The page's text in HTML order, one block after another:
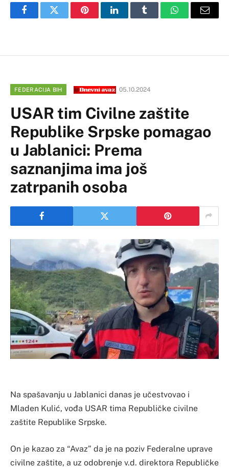
FacebookTwitter PinterestLinkedInTumblr WhatsAppEmail
FEDERACIJA BIH 05.10.2024
USAR tim Civilne zaštite
Republike Srpske pomagao
u Jablanici: Prema
saznanjima ima još
zatrpanih osoba
Na spašavanju u Jablanici danas je učestvovao i
Mladen Kulić, vođa USAR tima Republičke civilne
zaštite Republike Srpske.
On je kazao za “Avaz” da je na poziv Federalne uprave
civilne zaštite, a uz odobrenje v.d. direktora Republičke